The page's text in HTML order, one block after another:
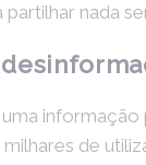
nada
informação
de